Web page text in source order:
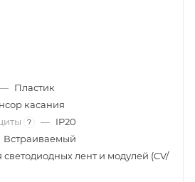
— Пластик
касания
? — IP20
Встраиваемый
светодиодных лент и модулей (CV/